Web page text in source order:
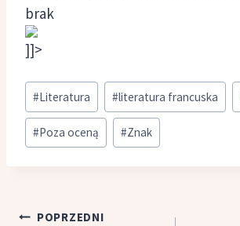
brak
]]>
Tagi
wpisu:
#Literatura #literatura francuska
#Poza oceną #Znak
Nawigacja
POPRZEDNI